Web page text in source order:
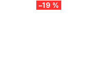
–19 %